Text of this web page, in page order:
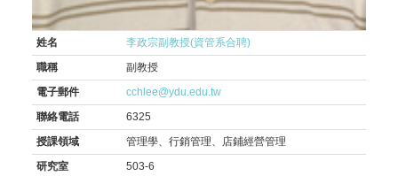
姓名
李政宗副教授(資管系合聘)
職稱
副教授
電子郵件
cchlee@ydu.edu.tw
聯絡電話
6325
授課領域
管理學、行銷管理、店鋪經營管理
研究室
503-6